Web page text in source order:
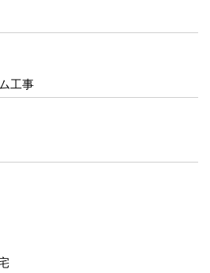
工事